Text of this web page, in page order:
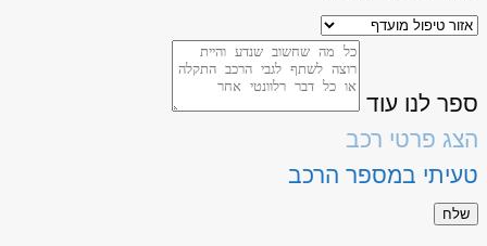
ספר לנו עוד
הצג פרטי רכב
טעיתי במספר הרכב
שלח